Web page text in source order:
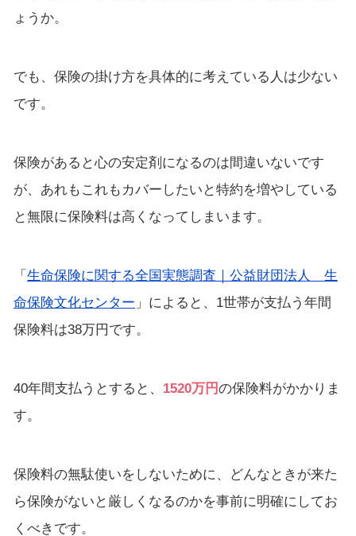
ょうか。
でも、保険の掛け方を具体的に考えている人は少ない
です。
保険があると心の安定剤になるのは間違いないです
が、あれもこれもカバーしたいと特約を増やしている
と無限に保険料は高くなってしまいます。
「 生命保険に関する全国実態調査｜公益財団法人 生
命保険文化センター 」によると、1世帯が支払う年間
保険料は38万円です。
40年間支払うとすると、 1520万円の保険料がかかりま
す。
保険料の無駄使いをしないために、どんなときが来た
ら保険がないと厳しくなるのかを事前に明確にしてお
くべきです。